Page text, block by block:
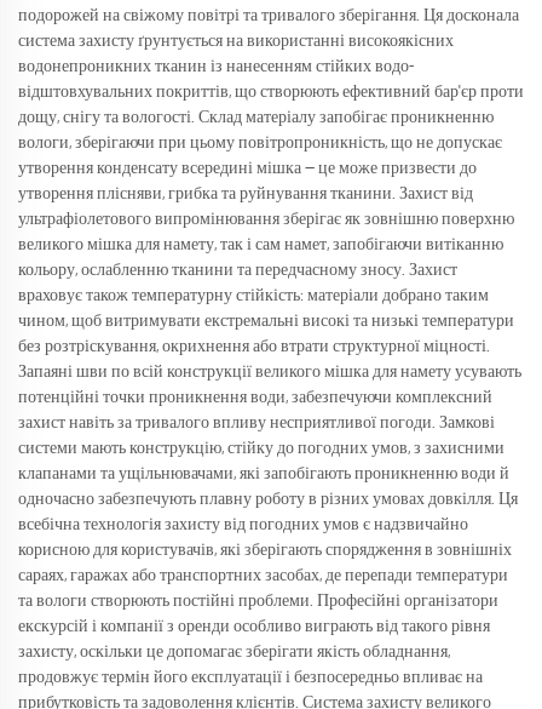
подорожей на свіжому повітрі та тривалого зберігання. Ця досконала
система захисту ґрунтується на використанні високоякісних
водонепроникних тканин із нанесенням стійких водо-
відштовхувальних покриттів, що створюють ефективний бар'єр проти
дощу, снігу та вологості. Склад матеріалу запобігає проникненню
вологи, зберігаючи при цьому повітропроникність, що не допускає
утворення конденсату всередині мішка — це може призвести до
утворення плісняви, грибка та руйнування тканини. Захист від
ультрафіолетового випромінювання зберігає як зовнішню поверхню
великого мішка для намету, так і сам намет, запобігаючи витіканню
кольору, ослабленню тканини та передчасному зносу. Захист
враховує також температурну стійкість: матеріали добрано таким
чином, щоб витримувати екстремальні високі та низькі температури
без розтріскування, окрихнення або втрати структурної міцності.
Запаяні шви по всій конструкції великого мішка для намету усувають
потенційні точки проникнення води, забезпечуючи комплексний
захист навіть за тривалого впливу несприятливої погоди. Замкові
системи мають конструкцію, стійку до погодних умов, з захисними
клапанами та ущільнювачами, які запобігають проникненню води й
одночасно забезпечують плавну роботу в різних умовах довкілля. Ця
всебічна технологія захисту від погодних умов є надзвичайно
корисною для користувачів, які зберігають спорядження в зовнішніх
сараях, гаражах або транспортних засобах, де перепади температури
та вологи створюють постійні проблеми. Професійні організатори
екскурсій і компанії з оренди особливо виграють від такого рівня
захисту, оскільки це допомагає зберігати якість обладнання,
продовжує термін його експлуатації і безпосередньо впливає на
прибутковість та задоволення клієнтів. Система захисту великого